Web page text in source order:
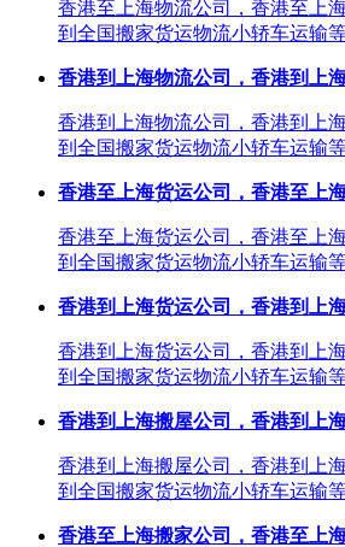
香港至上海物流公司，香港至上
到全国搬家货运物流小轿车运输
香港到上海物流公司，香港到上
香港到上海物流公司，香港到上
到全国搬家货运物流小轿车运输
香港至上海货运公司，香港至上
香港至上海货运公司，香港至上
到全国搬家货运物流小轿车运输
香港到上海货运公司，香港到上
香港到上海货运公司，香港到上
到全国搬家货运物流小轿车运输
香港到上海搬屋公司，香港到上
香港到上海搬屋公司，香港到上
到全国搬家货运物流小轿车运输
香港至上海搬家公司，香港至上